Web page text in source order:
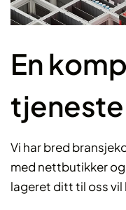
En
tjeneste
Vi har bred
med nettbutikker
lageret ditt til oss vil